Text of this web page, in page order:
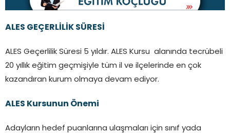
ALES GEÇERLİLİK SÜRESİ
ALES Geçerlilik Süresi 5 yıldır. ALES Kursu alanında tecrübeli
20 yıllık eğitim geçmişiyle tüm il ve ilçelerinde en çok
kazandıran kurum olmaya devam ediyor.
ALES Kursunun Önemi
Adayların hedef puanlarına ulaşmaları için sınıf yada